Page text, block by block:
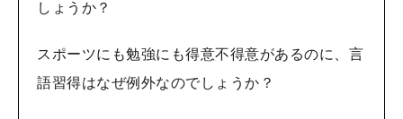
しょうか？
スポーツにも勉強にも得意不得意があるのに、言
語習得はなぜ例外なのでしょうか？